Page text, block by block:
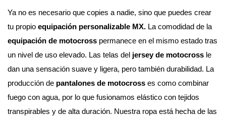
Ya no es necesario que copies a nadie, sino que puedes crear
tu propio equipación personalizable MX.
La comodidad de la
equipación de motocross permanece en el mismo estado tras
un nivel de uso elevado. Las telas del jersey de motocross le
dan una sensación suave y ligera, pero también durabilidad. La
producción de pantalones de motocross es como combinar
fuego con agua, por lo que fusionamos elástico con tejidos
transpirables y de alta duración. Nuestra ropa está hecha de las